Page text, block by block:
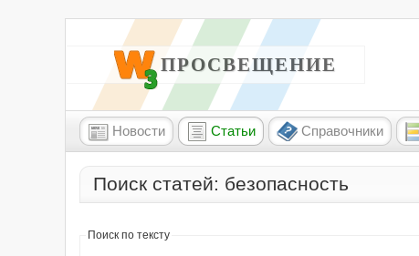
W3 ПРОСВЕЩЕНИЕ
Новости Статьи Справочники
Поиск статей: безопасность
Поиск по тексту